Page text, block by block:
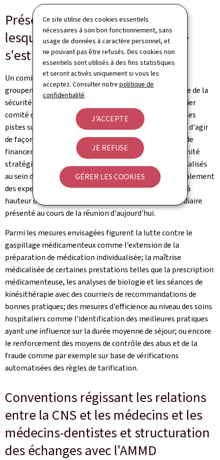
Ce site utilise des cookies essentiels
nécessaires à son bon fonctionnement, sans
usage de données à caractère personnel, et
ne pouvant pas être refusés. Des cookies non
essentiels sont utilisés à des fins statistiques
et seront activés uniquement si vous les
acceptez. Consulter notrepolitique de
confidentialité.
J'ACCEPTE
JE REFUSE
GÉRER LES COOKIES
Présentation des actions sur
lesquelles le Comité stratégique
s'est accordé à travailler
Un comité stratégique rassemblant, entre autres, les
groupements professionnels visés à l'article 80 du Code de la
sécurité sociale, s'est réuni à six reprises depuis le dernier
comité quadripartite du 13 octobre 2025. Il a présenté les
pistes sur lesquelles il désire continuer à travailler afin d'agir
de façon durable sur le redressement de la trajectoire de
financement de l'assurance maladie-maternité. Le comité
stratégique s'est appuyé sur les travaux approfondis réalisés
au sein de groupes thématiques dédiés, regroupant également
des experts, et a pu identifier un potentiel de mesures à
hauteur de 95 millions d'euros lors d'un bilan intermédiaire
présenté au cours de la réunion d'aujourd'hui.
Parmi les mesures envisagées figurent la lutte contre le
gaspillage médicamenteux comme l'extension de la
préparation de médication individualisée; la maîtrise
médicalisée de certaines prestations telles que la prescription
médicamenteuse, les analyses de biologie et les séances de
kinésithérapie avec des courriers de recommandations de
bonnes pratiques; des mesures d'efficience au niveau des soins
hospitaliers comme l'identification des meilleures pratiques
ayant une influence sur la durée moyenne de séjour; ou encore
le renforcement des moyens de contrôle des abus et de la
fraude comme par exemple sur base de vérifications
automatisées des règles de tarification.
Conventions régissant les relations
entre la CNS et les médecins et les
médecins-dentistes et structuration
des échanges avec l'AMMD